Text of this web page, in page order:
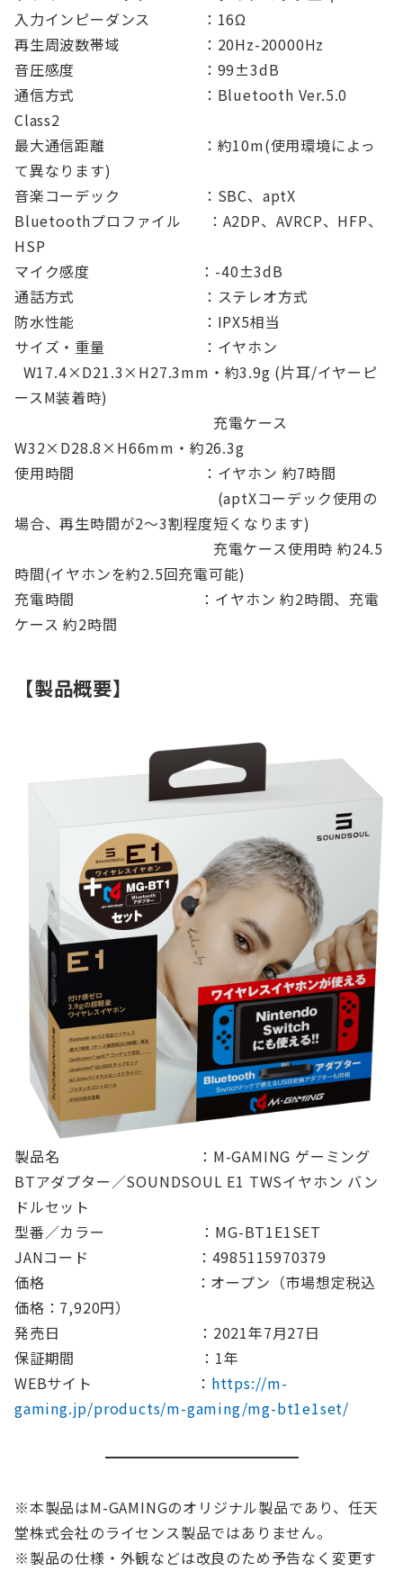
入力インピーダンス ：16Ω
再生周波数帯域 ：20Hz-20000Hz
音圧感度 ：99±3dB
通信方式 ：Bluetooth Ver.5.0
Class2
最大通信距離 ：約10m(使用環境によっ
て異なります)
音楽コーデック ：SBC、aptX
Bluetoothプロファイル ：A2DP、AVRCP、HFP、
HSP
マイク感度 ：-40±3dB
通話方式 ：ステレオ方式
防水性能 ：IPX5相当
サイズ・重量 ：イヤホン
W17.4×D21.3×H27.3mm・約3.9g (片耳/イヤーピ
ースM装着時)
充電ケース
W32×D28.8×H66mm・約26.3g
使用時間 ：イヤホン 約7時間
(aptXコーデック使用の
場合、再生時間が2〜3割程度短くなります)
充電ケース使用時 約24.5
時間(イヤホンを約2.5回充電可能)
充電時間 ：イヤホン 約2時間、充電
ケース 約2時間
【製品概要】
製品名 ：M-GAMING ゲーミング
BTアダプター／SOUNDSOUL E1 TWSイヤホン バン
ドルセット
型番／カラー ：MG-BT1E1SET
JANコード ：4985115970379
価格 ：オープン（市場想定税込
価格：7,920円）
発売日 ：2021年7月27日
保証期間 ：1年
WEBサイト ： https://m-
gaming.jp/products/m-gaming/mg-bt1e1set/
※本製品はM-GAMINGのオリジナル製品であり、任天
堂株式会社のライセンス製品ではありません。
※製品の仕様・外観などは改良のため予告なく変更す